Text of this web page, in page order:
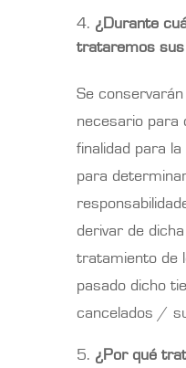
¿Durante
trataremos
Se
necesario para
finalidad para
para
derivar de dicha
tratamiento de
pasado dicho
cancelados /
¿Por qué